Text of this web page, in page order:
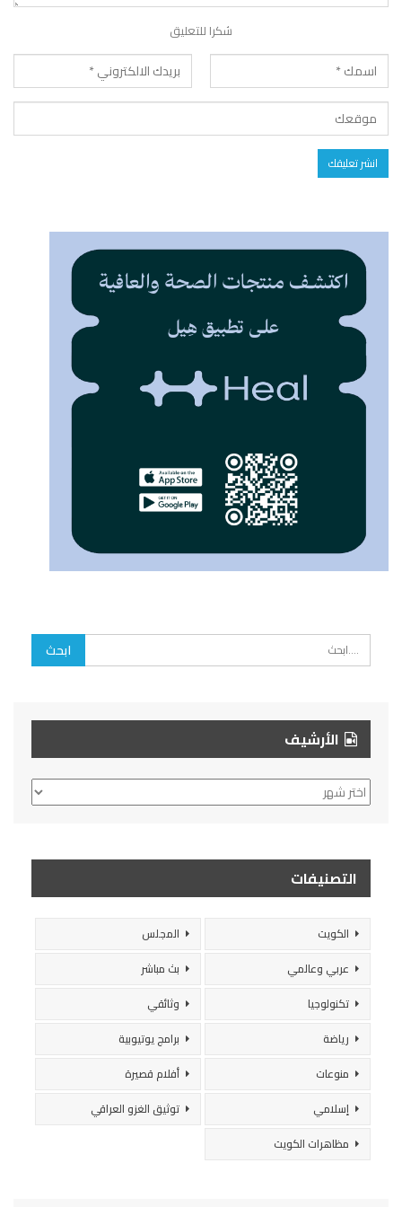
شكرا للتعليق
الأرشيف
الأرشيف
التصنيفات
الكويت
المجلس
عربي وعالمي
بث مباشر
تكنولوجيا
وثائقي
رياضة
برامج يوتيوبية
منوعات
أفلام قصيرة
إسلامي
توثيق الغزو العراقي
مظاهرات الكويت